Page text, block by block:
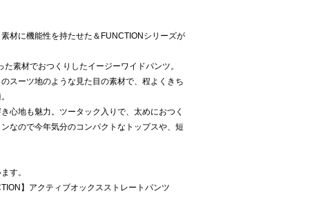
材に機能性を持たせた＆FUNCTIONシリーズが
素材でおつくりしたイージーワイドパンツ。
スーツ地のような見た目の素材で、程よくきち
心地も魅力。ツータック入りで、太めにおつく
なので今年気分のコンパクトなトップスや、短
す。
】アクティブオックスストレートパンツ